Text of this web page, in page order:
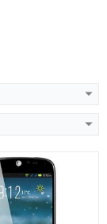
5.0 inci
MSM8926 Snapdragon 400
4 GB / 16 GB